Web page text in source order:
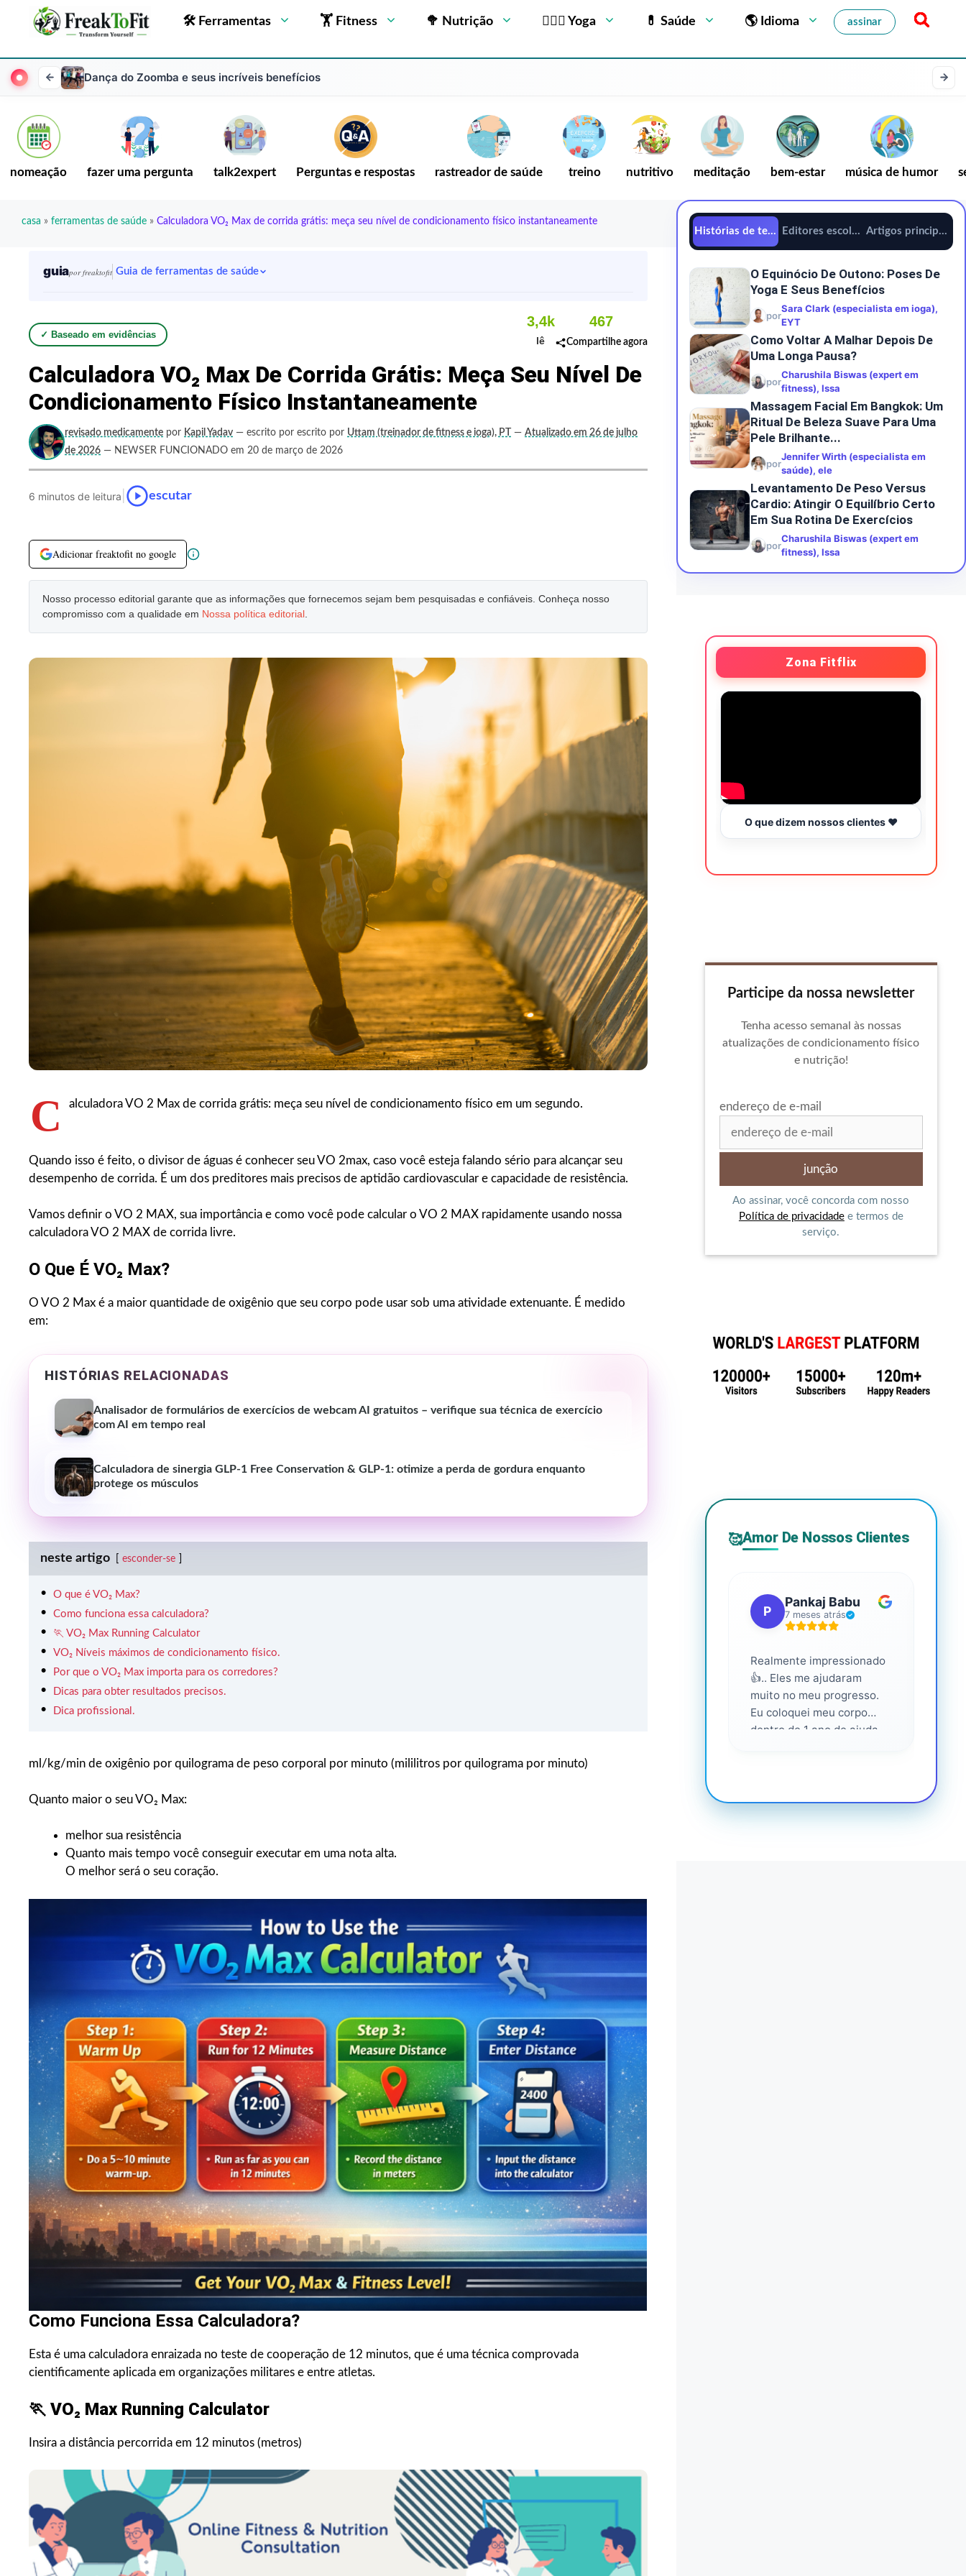
🛠 Ferramentas 🏋 Fitness 🥦 Nutrição 🧘🏻‍♂️ Yoga 💊 Saúde 🌎 Idioma assinar
Dança do Zoomba e seus incríveis benefícios
nomeação fazer uma pergunta talk2expert Perguntas e respostas rastreador de saúde treino nutritivo meditação bem-estar música de humor
casa » ferramentas de saúde » Calculadora VO₂ Max de corrida grátis: meça seu nível de condicionamento físico instantaneamente
guiapor freaktofit Guia de ferramentas de saúde
✓ Baseado em evidências
3,4k
lê
467
Compartilhe agora
Calculadora VO₂ Max De Corrida Grátis: Meça Seu Nível De
Condicionamento Físico Instantaneamente
revisado medicamente por Kapil Yadav — escrito por escrito por Uttam (treinador de fitness e ioga), PT — Atualizado em 26 de julho
de 2026 — NEWSER FUNCIONADO em 20 de março de 2026
6 minutos de leitura escutar
Adicionar freaktofit no google
Nosso processo editorial garante que as informações que fornecemos sejam bem pesquisadas e confiáveis. Conheça nosso
compromisso com a qualidade em Nossa política editorial
C alculadora VO 2 Max de corrida grátis: meça seu nível de condicionamento físico em um segundo.
Quando isso é feito, o divisor de águas é conhecer seu VO 2max, caso você esteja falando sério para alcançar seu
desempenho de corrida. É um dos preditores mais precisos de aptidão cardiovascular e capacidade de resistência.
Vamos definir o VO 2 MAX, sua importância e como você pode calcular o VO 2 MAX rapidamente usando nossa
calculadora VO 2 MAX de corrida livre.
O Que É VO₂ Max?
O VO 2 Max é a maior quantidade de oxigênio que seu corpo pode usar sob uma atividade extenuante. É medido
em:
HISTÓRIAS RELACIONADAS
Analisador de formulários de exercícios de webcam AI gratuitos – verifique sua técnica de exercício
com AI em tempo real
Calculadora de sinergia GLP-1 Free Conservation & GLP-1: otimize a perda de gordura enquanto
protege os músculos
neste artigo esconder-se
O que é VO₂ Max?
Como funciona essa calculadora?
🏃 VO₂ Max Running Calculator
VO₂ Níveis máximos de condicionamento físico.
Por que o VO₂ Max importa para os corredores?
Dicas para obter resultados precisos.
Dica profissional.
ml/kg/min de oxigênio por quilograma de peso corporal por minuto (mililitros por quilograma por minuto)
Quanto maior o seu VO₂ Max:
melhor sua resistência
Quanto mais tempo você conseguir executar em uma nota alta.
O melhor será o seu coração.
Como Funciona Essa Calculadora?
Esta é uma calculadora enraizada no teste de cooperação de 12 minutos, que é uma técnica comprovada
cientificamente aplicada em organizações militares e entre atletas.
🏃 VO₂ Max Running Calculator
Insira a distância percorrida em 12 minutos (metros)
Histórias de tendênciasEditores escolhemArtigos principais
O Equinócio De Outono: Poses De
Yoga E Seus Benefícios
por
Sara Clark (especialista em ioga),
EYT
Como Voltar A Malhar Depois De
Uma Longa Pausa?
por
Charushila Biswas (expert em
fitness), Issa
Massagem Facial Em Bangkok: Um
Ritual De Beleza Suave Para Uma
Pele Brilhante...
por
Jennifer Wirth (especialista em
saúde), ele
Levantamento De Peso Versus
Cardio: Atingir O Equilíbrio Certo
Em Sua Rotina De Exercícios
por
Charushila Biswas (expert em
fitness), Issa
Zona Fitflix
O que dizem nossos clientes ❤️
Participe da nossa newsletter
Tenha acesso semanal às nossas
atualizações de condicionamento físico
e nutrição!
endereço de e-mail
Ao assinar, você concorda com nosso
Política de privacidadee termos de
serviço.
🥰Amor De Nossos Clientes
P
Pankaj Babu
7 meses atrás
Realmente impressionado
👍.. Eles me ajudaram
muito no meu progresso.
Eu coloquei meu corpo
dentro de 1 ano de ajuda